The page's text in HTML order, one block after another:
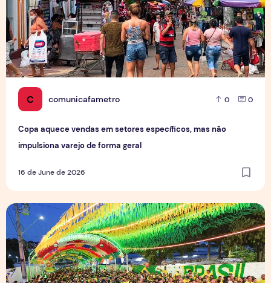
C comunicafametro 0 0
Copa aquece vendas em setores específicos, mas não
impulsiona varejo de forma geral
16 de June de 2026
Tradição das Ruas da Copa mobiliza moradores e